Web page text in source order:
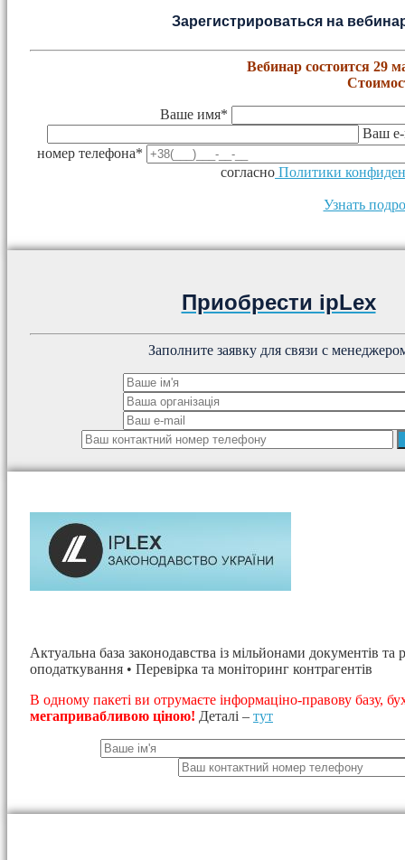
Зарегистрироваться на
Вебинар состоится 29
Ваше имя*
Ваш
номер телефона*
согласно Политики
Узнать
Приобрести ipLex
Заполните заявку для связи с
Актуальна база законодавства із мільйонами документів
оподаткування • Перевірка та моніторинг контрагентів
В одному пакеті ви отрумаєте інформаціно-правову базу,
мегапривабливою ціною! Деталі – тут